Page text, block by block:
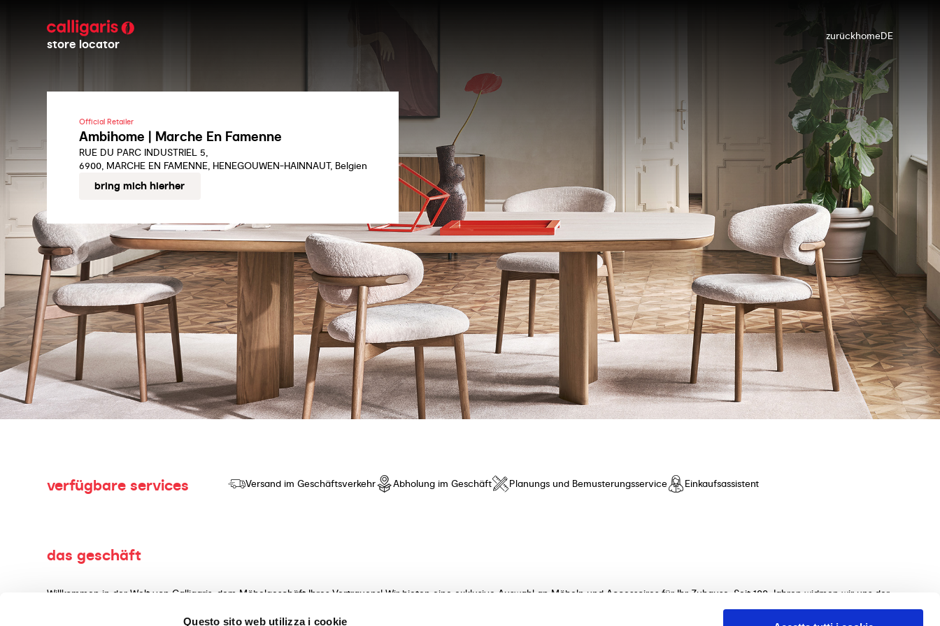
Questo sito web utilizza i cookie
store locator
zurückhomeDE
Official Retailer
Ambihome | Marche En Famenne
RUE DU PARC INDUSTRIEL 5,
6900, MARCHE EN FAMENNE, HENEGOUWEN-HAINNAUT, Belgien
bring mich hierher
verfügbare services Versand im Geschäftsverkehr Abholung im Geschäft Planungs und Bemusterungsservice Einkaufsassistent
das geschäft
Willkommen in der Welt von Calligaris, dem Möbelgeschäft Ihres Vertrauens! Wir bieten eine exklusive Auswahl an Möbeln und Accessoires für Ihr Zuhause. Seit 100 Jahren widmen wir uns der
Herstellung und dem Verkauf von hochwertigen Produkten mit innovativem Design und besonderem Komfort. Entdecken Sie unsere Kollektionen von Tischen, Stühlen, Betten, Sofas und